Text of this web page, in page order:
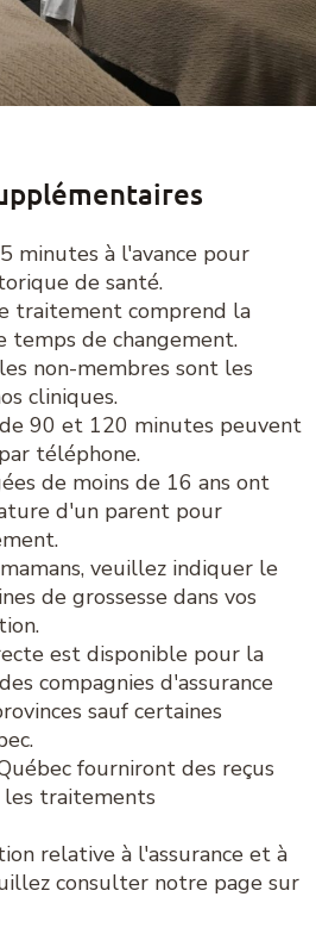
minutes à l'avance pour
de santé.
traitement comprend la
de changement.
non-membres sont les
cliniques.
90 et 120 minutes peuvent
téléphone.
de moins de 16 ans ont
d'un parent pour
veuillez indiquer le
de grossesse dans vos
est disponible pour la
compagnies d'assurance
sauf certaines
fourniront des reçus
les traitements
relative à l'assurance et à
consulter notre page sur